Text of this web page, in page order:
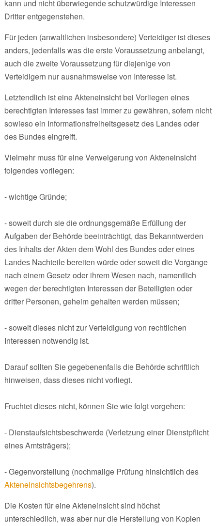
kann und nicht überwiegende schutzwürdige Interessen
Dritter entgegenstehen.
Für jeden (anwaltlichen insbesondere) Verteidiger ist dieses
anders, jedenfalls was die erste Voraussetzung anbelangt,
auch die zweite Voraussetzung für diejenige von
Verteidigern nur ausnahmsweise von Interesse ist.
Letztendlich ist eine Akteneinsicht bei Vorliegen eines
berechtigten Interesses fast immer zu gewähren, sofern nicht
sowieso ein Informationsfreiheitsgesetz des Landes oder
des Bundes eingreift.
Vielmehr muss für eine Verweigerung von Akteneinsicht
folgendes vorliegen:
- wichtige Gründe;
- soweit durch sie die ordnungsgemäße Erfüllung der
Aufgaben der Behörde beeinträchtigt, das Bekanntwerden
des Inhalts der Akten dem Wohl des Bundes oder eines
Landes Nachteile bereiten würde oder soweit die Vorgänge
nach einem Gesetz oder ihrem Wesen nach, namentlich
wegen der berechtigten Interessen der Beteiligten oder
dritter Personen, geheim gehalten werden müssen;
- soweit dieses nicht zur Verteidigung von rechtlichen
Interessen notwendig ist.
Darauf sollten Sie gegebenenfalls die Behörde schriftlich
hinweisen, dass dieses nicht vorliegt.
Fruchtet dieses nicht, können Sie wie folgt vorgehen:
- Dienstaufsichtsbeschwerde (Verletzung einer Dienstpflicht
eines Amtsträgers);
- Gegenvorstellung (nochmalige Prüfung hinsichtlich des
Akteneinsichtsbegehrens).
Die Kosten für eine Akteneinsicht sind höchst
unterschiedlich, was aber nur die Herstellung von Kopien